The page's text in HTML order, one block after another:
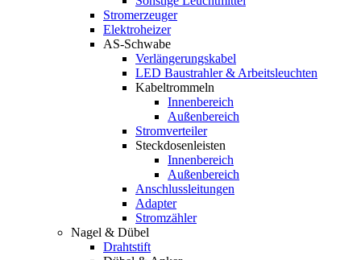
Stromerzeuger
Elektroheizer
AS-Schwabe
Verlängerungskabel
LED Baustrahler & Arbeitsleuchten
Kabeltrommeln
Innenbereich
Außenbereich
Stromverteiler
Steckdosenleisten
Innenbereich
Außenbereich
Anschlussleitungen
Adapter
Stromzähler
Nagel & Dübel
Drahtstift